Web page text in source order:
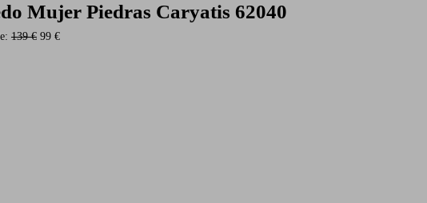
Mujer Piedras Caryatis 62040
139 € 99 €